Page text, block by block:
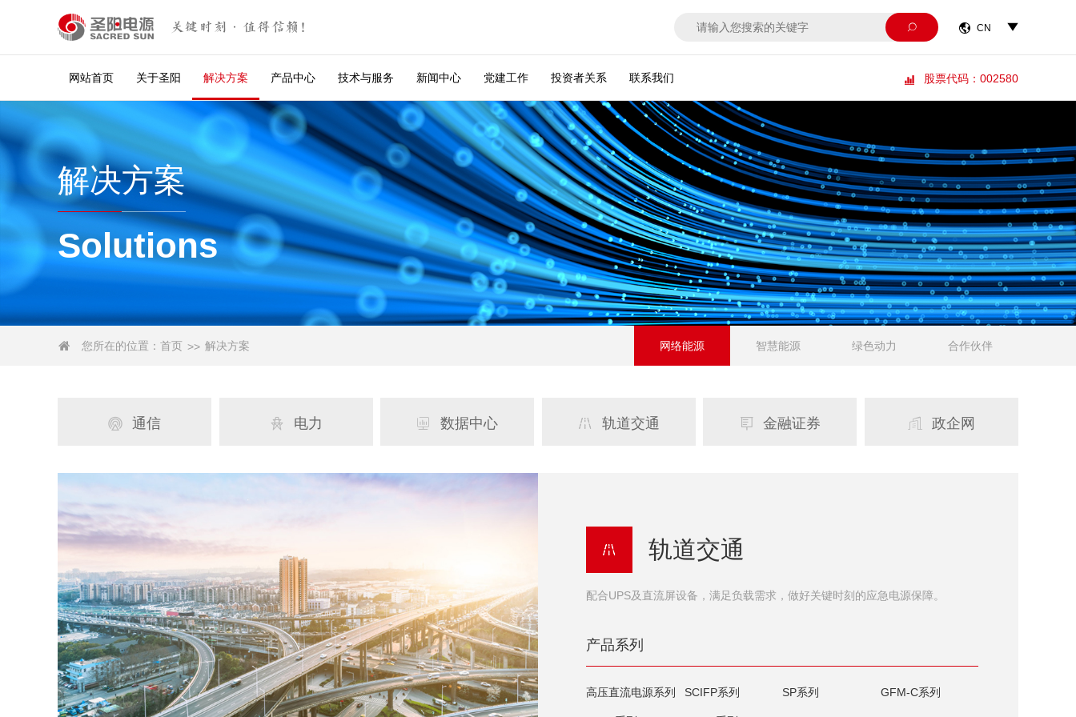
关键时刻·值得信赖！   CN 
网站首页 关于圣阳 解决方案 产品中心 技术与服务 新闻中心 党建工作 投资者关系 联系我们  股票代码：002580
解决方案
Solutions
 您所在的位置： 首页 >> 解决方案 网络能源 智慧能源 绿色动力 合作伙伴
 通信  电力  数据中心  轨道交通  金融证券  政企网
 轨道交通
配合UPS及直流屏设备，满足负载需求，做好关键时刻的应急电源保障。
产品系列
高压直流电源系列 SCIFP系列 SP系列 GFM-C系列